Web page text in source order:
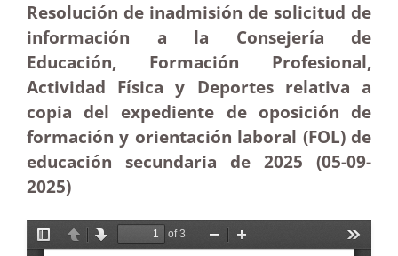
Resolución de inadmisión de solicitud de
información a la Consejería de
Educación, Formación Profesional,
Actividad Física y Deportes relativa a
copia del expediente de oposición de
formación y orientación laboral (FOL) de
educación secundaria de 2025 (05-09-
2025)